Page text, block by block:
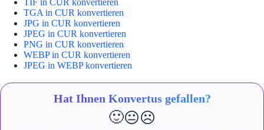
TGA in CUR konvertieren
JPG in CUR konvertieren
JPEG in CUR konvertieren
PNG in CUR konvertieren
WEBP in CUR konvertieren
JPEG in WEBP konvertieren
Hat Ihnen Konvertus gefallen?
🙂😐☹️